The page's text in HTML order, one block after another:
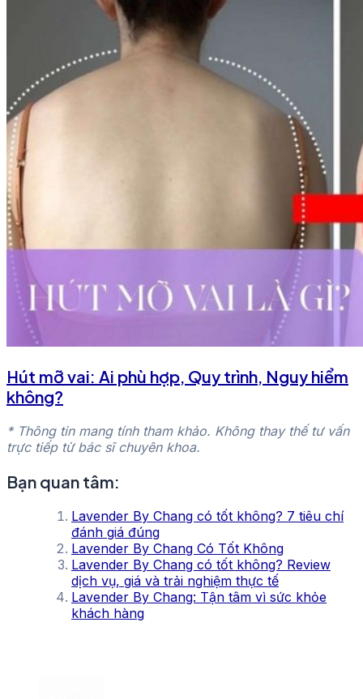
Hút mỡ vai: Ai phù hợp, Quy trình, Nguy hiểm
không?
* Thông tin mang tính tham khảo. Không thay thế tư vấn
trực tiếp từ bác sĩ chuyên khoa.
Bạn quan tâm:
Lavender By Chang có tốt không? 7 tiêu chí
đánh giá đúng
Lavender By Chang Có Tốt Không
Lavender By Chang có tốt không? Review
dịch vụ, giá và trải nghiệm thực tế
Lavender By Chang: Tận tâm vì sức khỏe
khách hàng